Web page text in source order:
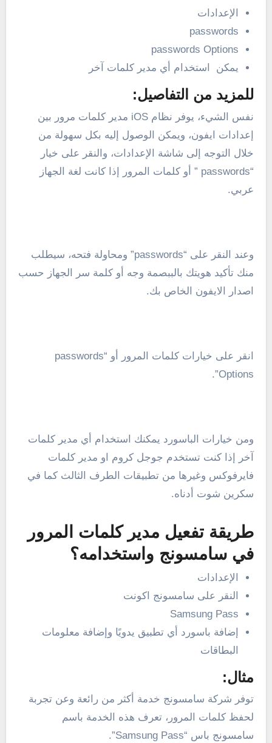
الإعدادات
passwords
passwords Options
يمكن استخدام أي مدير كلمات آخر
للمزيد من التفاصيل:
نفس الشيء، يوفر نظام iOS مدير كلمات مرور بين
إعدادات ايفون، ويمكن الوصول إليه بكل سهولة من
خلال التوجه إلى شاشة الإعدادات، والنقر على خيار
“passwords ” أو كلمات المرور إذا كانت لغة الجهاز
عربي.
وعند النقر على “passwords” ومحاولة فتحه، سيطلب
منك تأكيد هويتك بالببصمة وجه أو كلمة سر الجهاز حسب
اصدار الايفون الخاص بك.
انقر على خيارات كلمات المرور أو “passwords
Options”.
ومن خيارات الباسورد يمكنك استخدام أي مدير كلمات
آخر إذا كنت تستخدم جوجل كروم او مدير كلمات
فايرفوكس وغيرها من تطبيقات الطرف الثالث كما في
سكرين شوت أدناه.
طريقة تفعيل مدير كلمات المرور
في سامسونج واستخدامه؟
الإعدادات
النقر على سامسونج اكونت
Samsung Pass
إضافة باسورد أي تطبيق يدويًا وإضافة معلومات
البطاقات
مثال:
توفر شركة سامسونج خدمة أكثر من رائعة وعن تجربة
لحفظ كلمات المرور، تعرف هذه الخدمة باسم
سامسونج باس “Samsung Pass”.